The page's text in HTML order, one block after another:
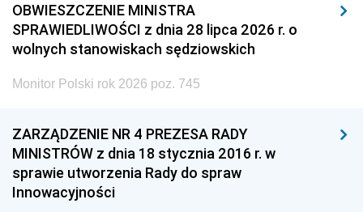
OBWIESZCZENIE MINISTRA
SPRAWIEDLIWOŚCI z dnia 28 lipca 2026 r. o
wolnych stanowiskach sędziowskich
Monitor Polski rok 2026 poz. 745
ZARZĄDZENIE NR 4 PREZESA RADY
MINISTRÓW z dnia 18 stycznia 2016 r. w
sprawie utworzenia Rady do spraw
Innowacyjności